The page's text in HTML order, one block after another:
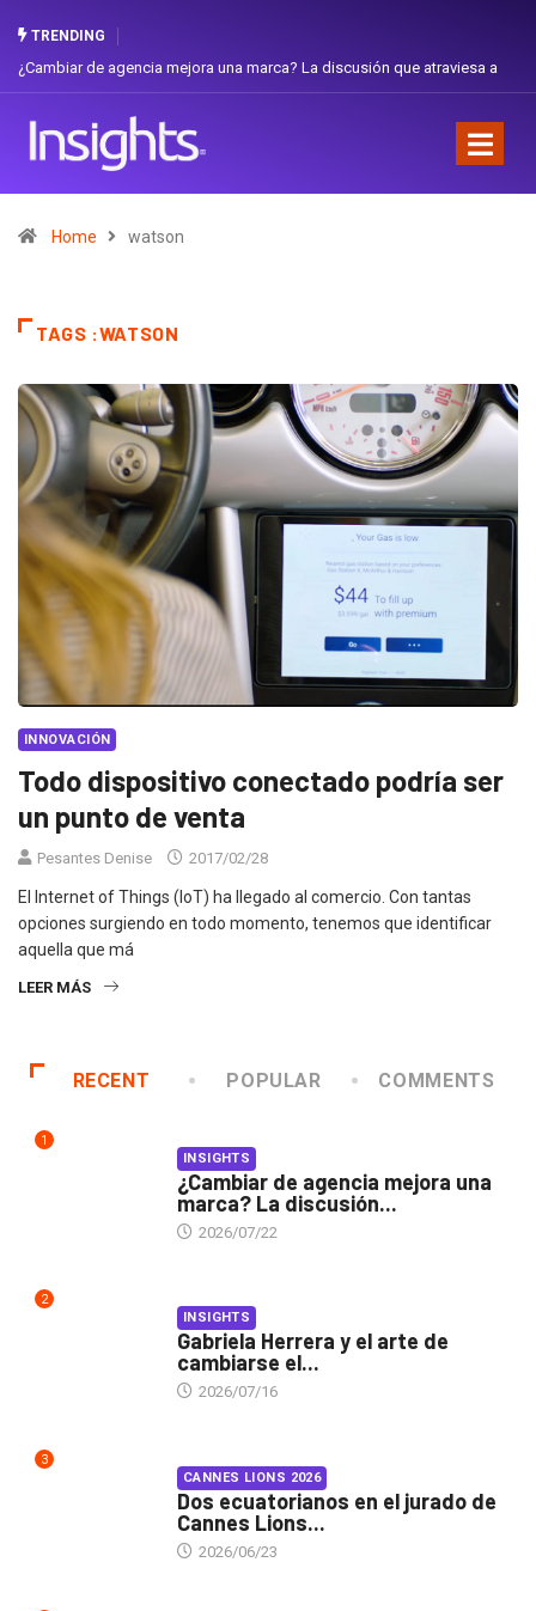
TRENDING
¿Cambiar de agencia mejora una marca? La discusión que atraviesa a
Home watson
TAGS :WATSON
INNOVACIÓN
Todo dispositivo conectado podría ser
un punto de venta
Pesantes Denise 2017/02/28
El Internet of Things (IoT) ha llegado al comercio. Con tantas
opciones surgiendo en todo momento, tenemos que identificar
aquella que má
LEER MÁS
RECENT POPULAR COMMENTS
1
INSIGHTS
¿Cambiar de agencia mejora una
marca? La discusión...
2026/07/22
2
INSIGHTS
Gabriela Herrera y el arte de
cambiarse el...
2026/07/16
3
CANNES LIONS 2026
Dos ecuatorianos en el jurado de
Cannes Lions...
2026/06/23